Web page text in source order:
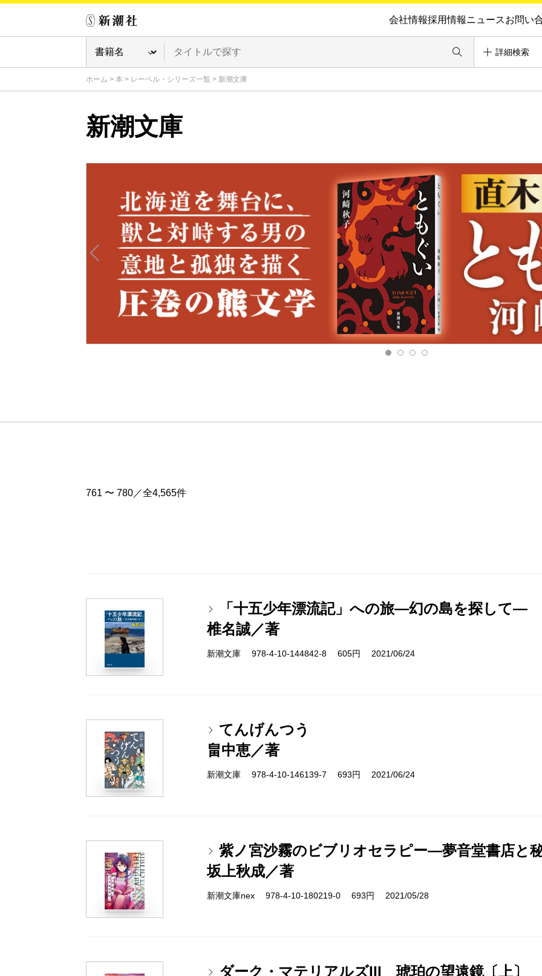
会社情報採用情報ニュースお問い
詳細検索
ホーム > 本 > レーベル・シリーズ一覧 > 新潮文庫
新潮文庫
761 〜 780／全4,565件
「十五少年漂流記」への旅―幻の島を探して―
椎名誠／著
新潮文庫 978-4-10-144842-8 605円 2021/06/24
てんげんつう
畠中恵／著
新潮文庫 978-4-10-146139-7 693円 2021/06/24
紫ノ宮沙霧のビブリオセラピー―夢音堂書店と
坂上秋成／著
新潮文庫nex 978-4-10-180219-0 693円 2021/05/28
ダーク・マテリアルズIII 琥珀の望遠鏡〔上〕